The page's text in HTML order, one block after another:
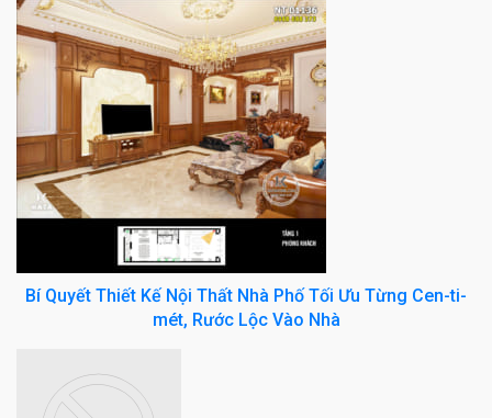
Bí Quyết Thiết Kế Nội Thất Nhà Phố Tối Ưu Từng Cen-ti-
mét, Rước Lộc Vào Nhà